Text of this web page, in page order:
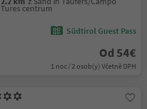
Tures centrum
Südtirol Guest Pass
Od 54€
1 noc / 2 osob(y) Včetně DPH